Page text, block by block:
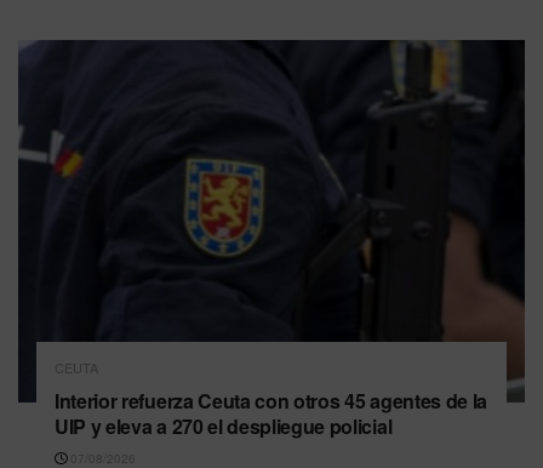
CEUTA
Interior refuerza Ceuta con otros 45 agentes de la
UIP y eleva a 270 el despliegue policial
07/08/2026